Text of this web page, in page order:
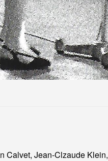
Calvet, Jean-Clzaude Klein,